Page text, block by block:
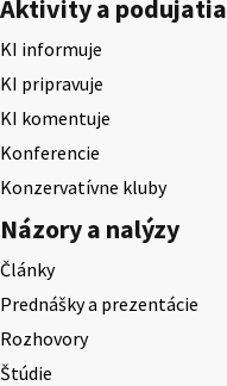
Aktivity a podujatia
KI informuje
KI pripravuje
KI komentuje
Konferencie
Konzervatívne kluby
Názory a nalýzy
Články
Prednášky a prezentácie
Rozhovory
Štúdie